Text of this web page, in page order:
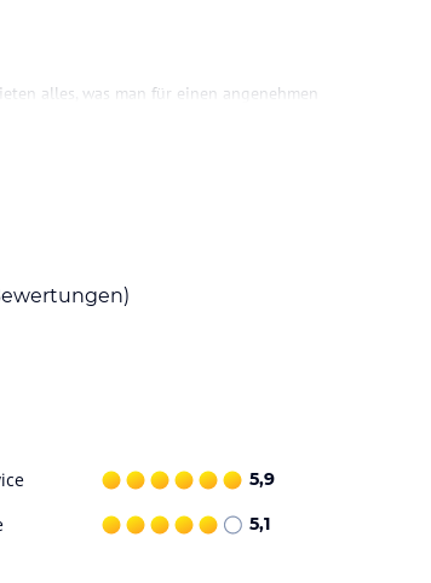
alles, was man für einen angenehmen
herrlichen Blick auf die Berge, einen
eigenen Mahlzeiten zubereiten können.
wie einen Kühlschrank, einen
Im Sommer können Sie die Gegend
Berchtesgaden bietet auch viele
5,9
5,1